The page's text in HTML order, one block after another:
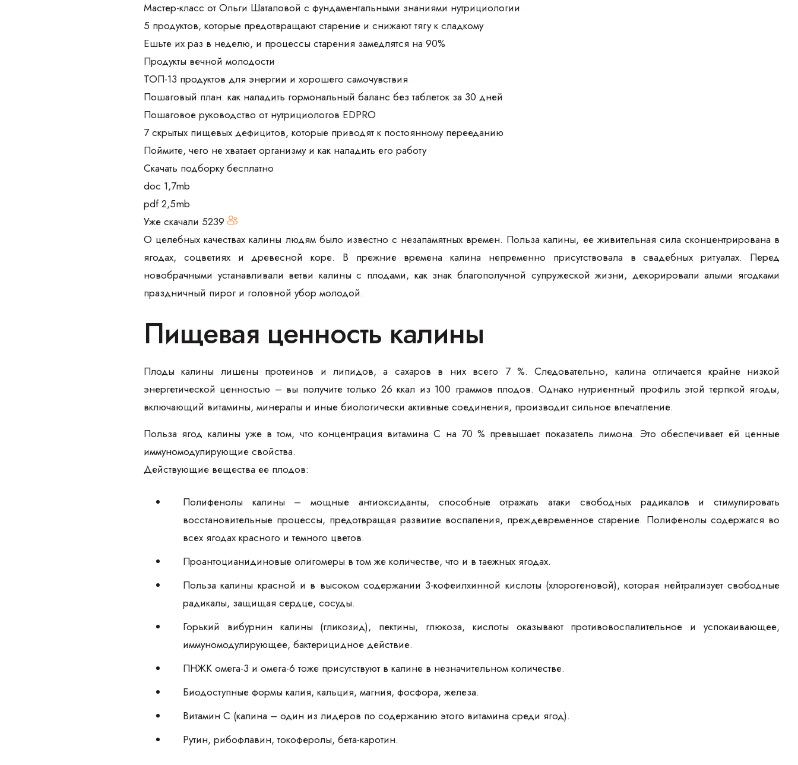
Мастер-класс от Ольги Шаталовой с фундаментальными знаниями нутрициологии
5 продуктов, которые предотвращают старение и снижают тягу к сладкому
Ешьте их раз в неделю, и процессы старения замедлятся на 90%
Продукты вечной молодости
ТОП-13 продуктов для энергии и хорошего самочувствия
Пошаговый план: как наладить гормональный баланс без таблеток за 30 дней
Пошаговое руководство от нутрициологов EDPRO
7 скрытых пищевых дефицитов, которые приводят к постоянному перееданию
Поймите, чего не хватает организму и как наладить его работу
Скачать подборку бесплатно
doc 1,7mb
pdf 2,5mb
Уже скачали 5239
О целебных качествах калины людям было известно с незапамятных времен. Польза калины, ее живительная сила сконцентрирована в
ягодах, соцветиях и древесной коре. В прежние времена калина непременно присутствовала в свадебных ритуалах. Перед
новобрачными устанавливали ветви калины с плодами, как знак благополучной супружеской жизни, декорировали алыми ягодками
праздничный пирог и головной убор молодой.
Пищевая ценность калины
Плоды калины лишены протеинов и липидов, а сахаров в них всего 7 %. Следовательно, калина отличается крайне низкой
энергетической ценностью – вы получите только 26 ккал из 100 граммов плодов. Однако нутриентный профиль этой терпкой ягоды,
включающий витамины, минералы и иные биологически активные соединения, производит сильное впечатление.
Польза ягод калины уже в том, что концентрация витамина С на 70 % превышает показатель лимона. Это обеспечивает ей ценные
иммуномодулирующие свойства.
Действующие вещества ее плодов:
Полифенолы калины – мощные антиоксиданты, способные отражать атаки свободных радикалов и стимулировать
восстановительные процессы, предотвращая развитие воспаления, преждевременное старение. Полифенолы содержатся во
всех ягодах красного и темного цветов.
Проантоцианидиновые олигомеры в том же количестве, что и в таежных ягодах.
Польза калины красной и в высоком содержании 3-кофеилхинной кислоты (хлорогеновой), которая нейтрализует свободные
радикалы, защищая сердце, сосуды.
Горький вибурнин калины (гликозид), пектины, глюкоза, кислоты оказывают противовоспалительное и успокаивающее,
иммуномодулирующее, бактерицидное действие.
ПНЖК омега-3 и омега-6 тоже присутствуют в калине в незначительном количестве.
Биодоступные формы калия, кальция, магния, фосфора, железа.
Витамин С (калина – один из лидеров по содержанию этого витамина среди ягод).
Рутин, рибофлавин, токоферолы, бета-каротин.